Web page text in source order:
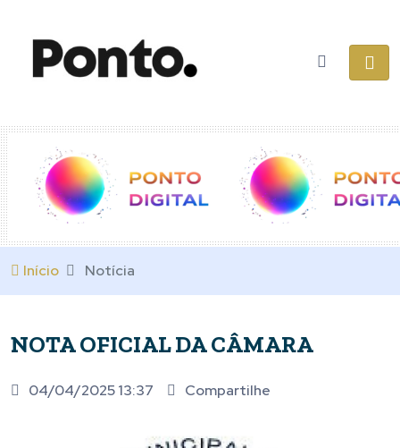
Início Notícia
NOTA OFICIAL DA CÂMARA
04/04/2025 13:37 Compartilhe